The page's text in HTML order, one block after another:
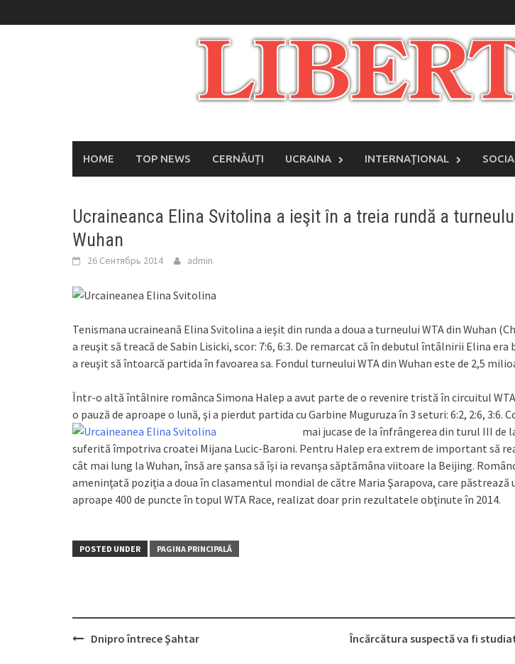
to
HOME TOP NEWS CERNĂUȚI UCRAINA INTERNAŢIONAL
Ucraineanca Elina Svitolina a ieşit în a treia rundă a
Wuhan
26 Сентябрь 2014 admin
Tenismana ucraineană Elina Svitolina a ieşit din runda a doua a turneului WTA din Wuhan
a reuşit să treacă de Sabin Lisicki, scor: 7:6, 6:3. De remarcat că în debutul întâlnirii Elina era
a reuşit să întoarcă partida în favoarea sa. Fondul turneului WTA din Wuhan este de 2,5
Într-o altă întâlnire românca Simona Halep a avut parte de o revenire tristă în circuitul
o pauză de aproape o lună, şi a pierdut partida cu Garbine Muguruza în 3 seturi: 6:2, 2:6, 3:6.
mai jucase de la înfrângerea din turul III de
suferită împotriva croatei Mijana Lucic-Baroni. Pentru Halep era extrem de important să
cât mai lung la Wuhan, însă are şansa să îşi ia revanşa săptămâna viitoare la Beijing.
ameninţată poziţia a doua în clasamentul mondial de către Maria Şarapova, care păstrează
aproape 400 de puncte în topul WTA Race, realizat doar prin rezultatele obţinute în 2014.
POSTED UNDER PAGINA PRINCIPALĂ
Dnipro întrece Şahtar Încărcătura suspectă va fi